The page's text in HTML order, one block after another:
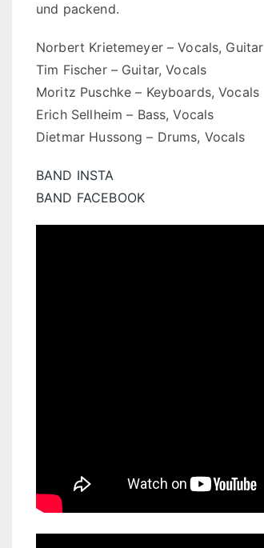
und packend.
Norbert Krietemeyer – Vocals, Guitar
Tim Fischer – Guitar, Vocals
Moritz Puschke – Keyboards, Vocals
Erich Sellheim – Bass, Vocals
Dietmar Hussong – Drums, Vocals
BAND INSTA
BAND FACEBOOK